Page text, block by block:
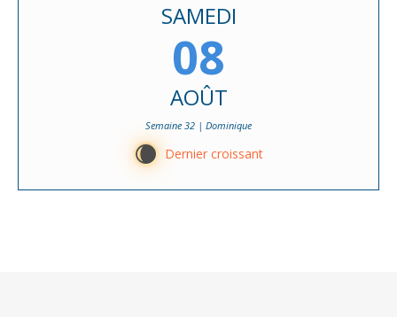
SAMEDI
08
AOÛT
Semaine 32 | Dominique
W Dernier croissant